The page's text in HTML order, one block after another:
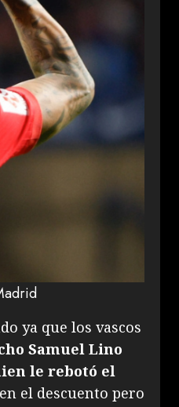
ya que los vascos
Samuel Lino
le rebotó el
el descuento pero